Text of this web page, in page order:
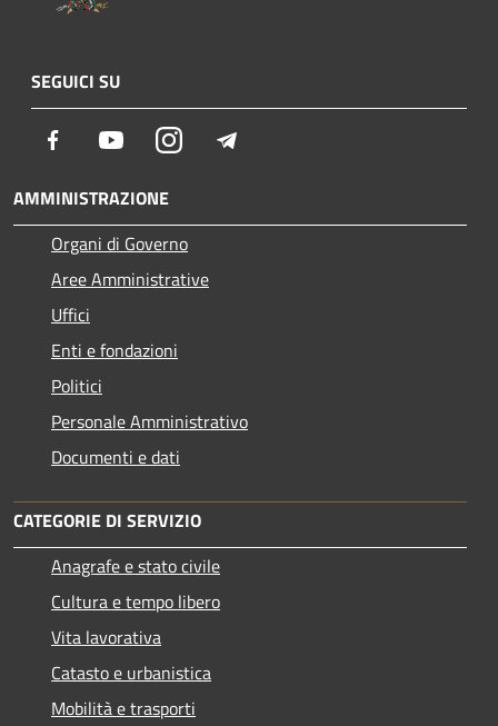
SEGUICI SU
Facebook YoutubeInstagram
AMMINISTRAZIONE
Organi di Governo
Aree Amministrative
Uffici
Enti e fondazioni
Politici
Personale Amministrativo
Documenti e dati
CATEGORIE DI SERVIZIO
Anagrafe e stato civile
Cultura e tempo libero
Vita lavorativa
Catasto e urbanistica
Mobilità e trasporti